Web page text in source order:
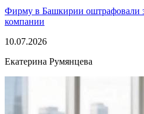
Фирму в Башкирии оштрафовали
компании
10.07.2026
Екатерина Румянцева